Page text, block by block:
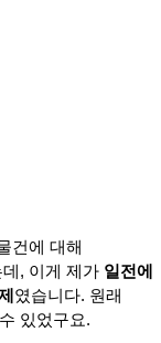
건에 대해
, 이게 제가 일전에
였습니다. 원래
있었구요.